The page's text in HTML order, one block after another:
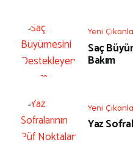
Yeni
Saç
Bakım
Yeni
Yaz